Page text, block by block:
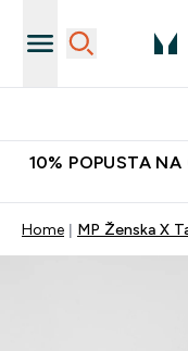
10% POPUSTA
Home MP Ženska X